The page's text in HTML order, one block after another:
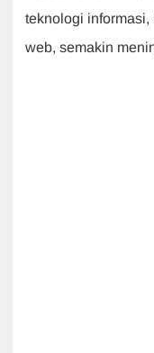
teknologi
web, semakin